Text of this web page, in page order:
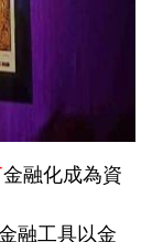
金融化成為資
融工具以金